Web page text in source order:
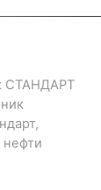
СТАНДАРТ
нефти